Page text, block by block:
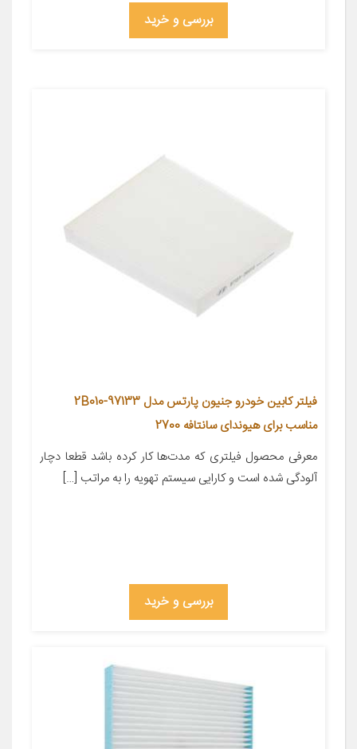
بررسی و خرید
فیلتر کابین خودرو جنیون پارتس مدل 97133-2B010
مناسب برای هیوندای سانتافه 2700
معرفی محصول فیلتری که مدت‌ها کار کرده باشد قطعا دچار
آلودگی شده است و کارایی سیستم تهویه را به مراتب […]
بررسی و خرید